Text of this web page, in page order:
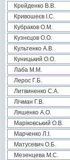
Крейденко В.В.
Кривошеєв І.С.
Кубраков О.М.
Кузнєцов О.О.
Культенко А.В.
Куницький О.О.
Лаба М.М.
Лерос Г.Б.
Литвиненко С.А.
Лічман Г.В.
Ляшенко А.О.
Маріковський О.В.
Марченко Л.І.
Матусевич О.Б.
Мезенцева М.С.